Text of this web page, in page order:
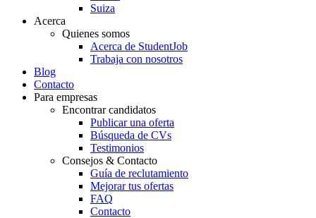
Suiza
Acerca
Quienes somos
Acerca de StudentJob
Trabaja con nosotros
Blog
Contacto
Para empresas
Encontrar candidatos
Publicar una oferta
Búsqueda de CVs
Testimonios
Consejos & Contacto
Guía de reclutamiento
Mejorar tus ofertas
FAQ
Contacto